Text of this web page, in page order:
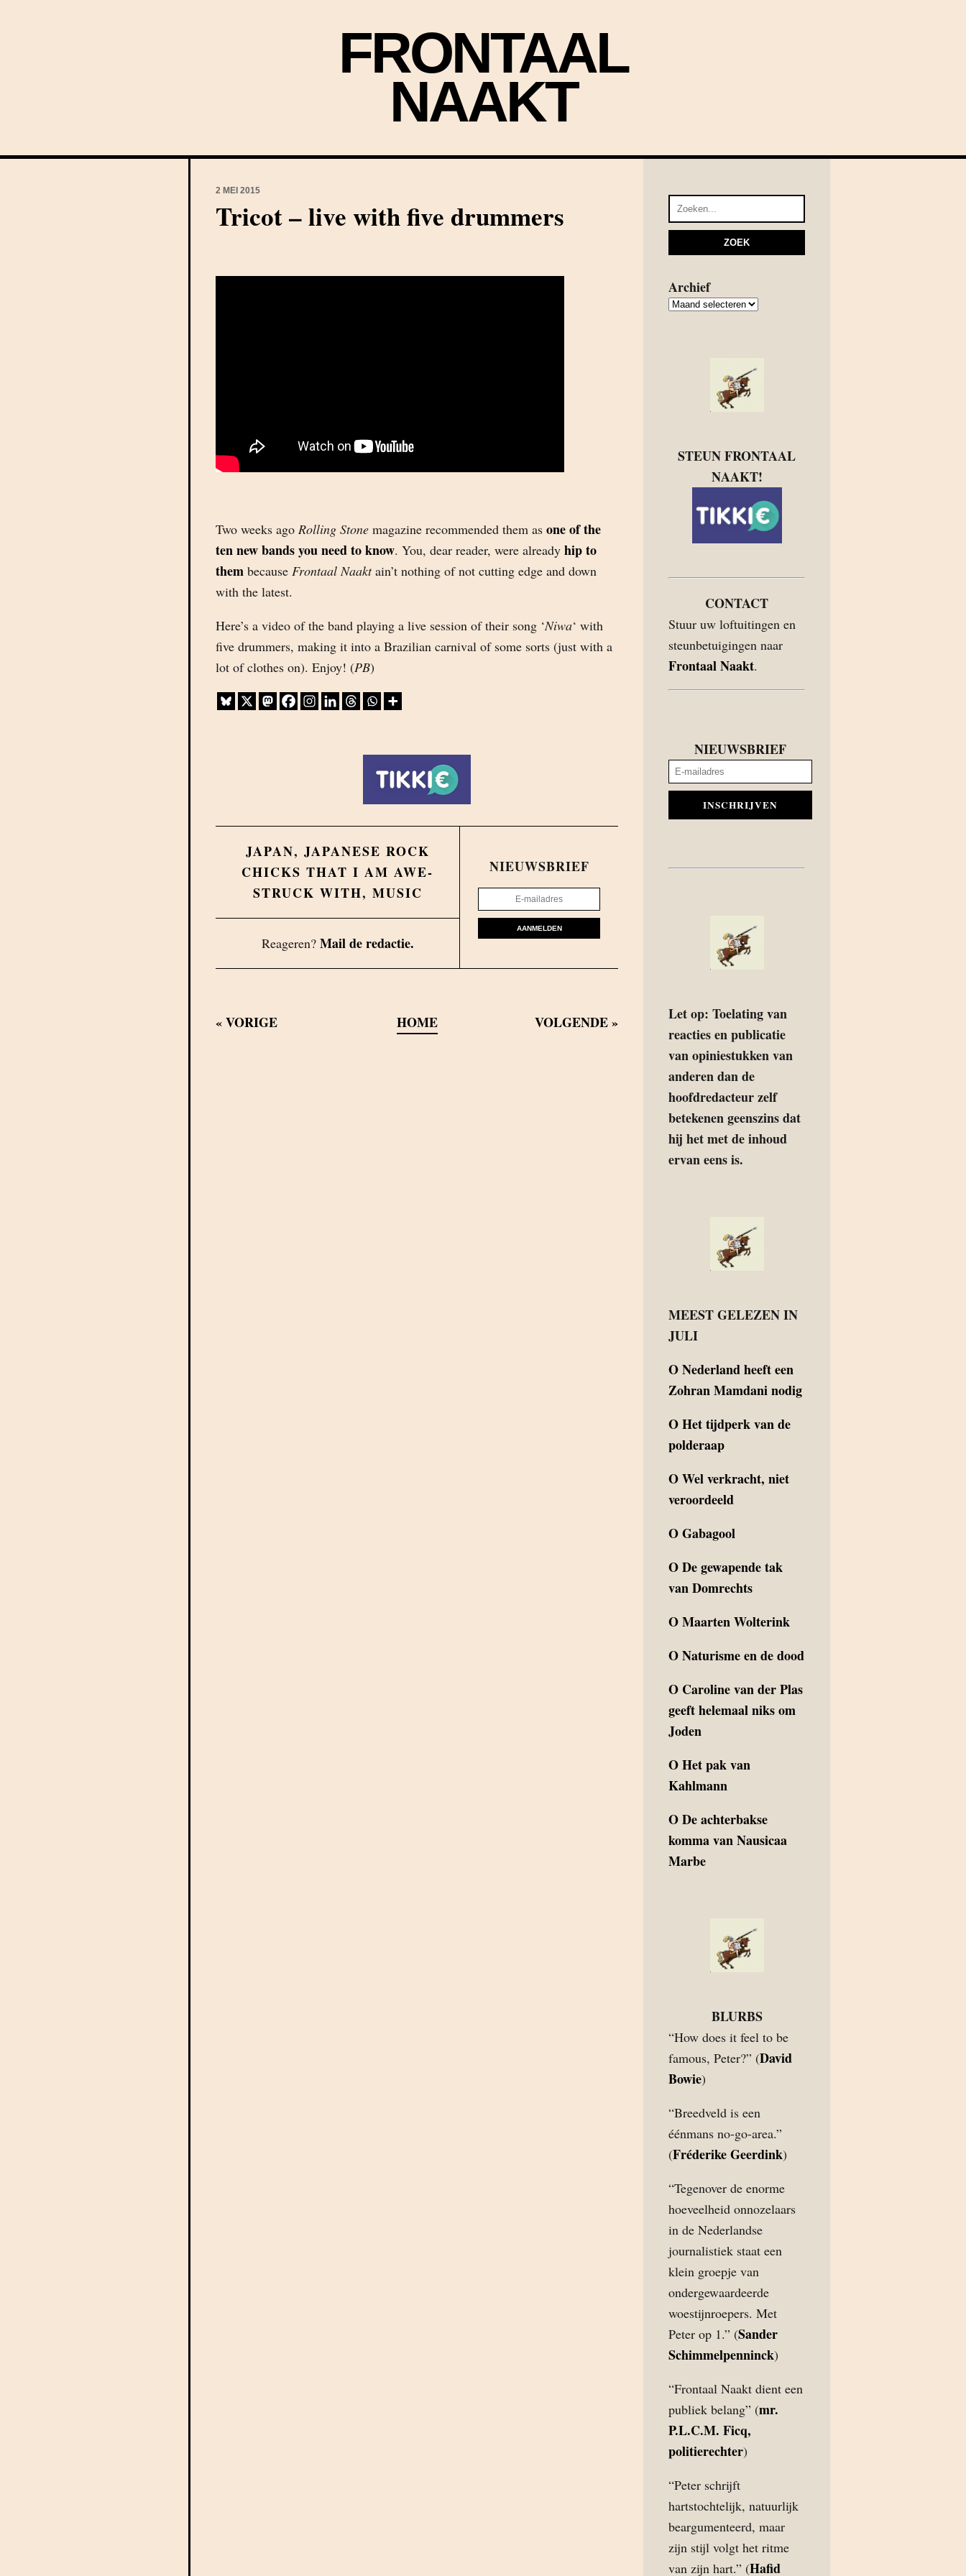
FRONTAAL
NAAKT
2 MEI 2015
Tricot – live with five drummers
Two weeks ago Rolling Stone magazine recommended them as one of the
ten new bands you need to know. You, dear reader, were already hip to
them because Frontaal Naaktain’t nothing of not cutting edge and down
with the latest.
Here’s a video of the band playing a live session of their song ‘Niwa‘ with
five drummers, making it into a Brazilian carnival of some sorts (just with a
lot of clothes on). Enjoy! (PB)
JAPAN, JAPANESE ROCK
CHICKS THAT I AM AWE-
STRUCK WITH, MUSIC
Reageren? Mail de redactie.
NIEUWSBRIEF
AANMELDEN
«VORIGE HOME VOLGENDE»
Archief
Archief
STEUN FRONTAAL
NAAKT!
CONTACT
Stuur uw loftuitingen en
steunbetuigingen naar
Frontaal Naakt.
NIEUWSBRIEF
INSCHRIJVEN
Let op: Toelating van
reacties en publicatie
van opiniestukken van
anderen dan de
hoofdredacteur zelf
betekenen geenszins dat
hij het met de inhoud
ervan eens is.
MEEST GELEZEN IN
JULI
ONederland heeft een
Zohran Mamdani nodig
OHet tijdperk van de
polderaap
OWel verkracht, niet
veroordeeld
OGabagool
ODe gewapende tak
van Domrechts
OMaarten Wolterink
ONaturisme en de dood
O Caroline van der Plas
geeft helemaal niks om
Joden
OHet pak van
Kahlmann
ODe achterbakse
komma van Nausicaa
Marbe
BLURBS
“How does it feel to be
famous, Peter?” (David
Bowie)
“Breedveld is een
éénmans no-go-area.”
(Fréderike Geerdink)
“Tegenover de enorme
hoeveelheid onnozelaars
in de Nederlandse
journalistiek staat een
klein groepje van
ondergewaardeerde
woestijnroepers. Met
Peter op 1.” (Sander
Schimmelpenninck)
“Frontaal Naakt dient een
publiek belang” (mr.
P.L.C.M. Ficq,
politierechter)
“Peter schrijft
hartstochtelijk, natuurlijk
beargumenteerd, maar
zijn stijl volgt het ritme
van zijn hart.” (Hafid